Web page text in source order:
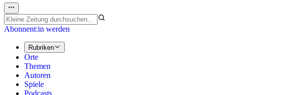
Abonnent:in werden
Rubriken
Orte
Themen
Autoren
Spiele